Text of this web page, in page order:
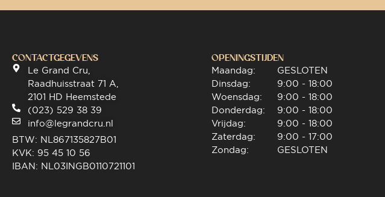
CONTACTGEGEVENS
Le Grand Cru,
Raadhuisstraat 71 A,
2101 HD Heemstede
(023) 529 38 39
info@legrandcru.nl
BTW: NL867135827B01
KVK: 95 45 10 56
IBAN: NL03INGB0110721101
OPENINGSTIJDEN
Maandag:
Dinsdag:
Woensdag:
Donderdag:
Vrijdag:
Zaterdag:
Zondag:
GESLOTEN
9:00 - 18:00
9:00 - 18:00
9:00 - 18:00
9:00 - 18:00
9:00 - 17:00
GESLOTEN